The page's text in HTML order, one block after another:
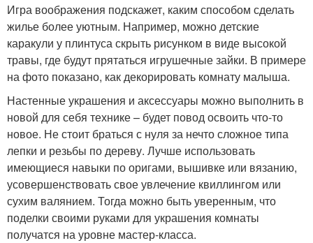
Игра воображения подскажет, каким способом сделать
жилье более уютным. Например, можно детские
каракули у плинтуса скрыть рисунком в виде высокой
травы, где будут прятаться игрушечные зайки. В примере
на фото показано, как декорировать комнату малыша.
Настенные украшения и аксессуары можно выполнить в
новой для себя технике – будет повод освоить что-то
новое. Не стоит браться с нуля за нечто сложное типа
лепки и резьбы по дереву. Лучше использовать
имеющиеся навыки по оригами, вышивке или вязанию,
усовершенствовать свое увлечение квиллингом или
сухим валянием. Тогда можно быть уверенным, что
поделки своими руками для украшения комнаты
получатся на уровне мастер-класса.